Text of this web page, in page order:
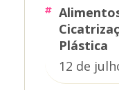
Plástica
12 de